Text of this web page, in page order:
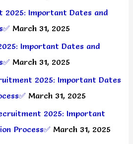
2025: Important Dates and
March 31, 2025
Important Dates and
March 31, 2025
2025: Important Dates
March 31, 2025
2025: Important
Process✅ March 31, 2025